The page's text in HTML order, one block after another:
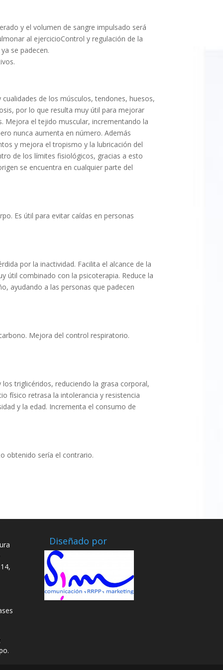
y el volumen de sangre impulsado será
al ejercicioControl y regulación de la
se padecen.
de los músculos, tendones, huesos,
por lo que resulta muy útil para mejorar
Mejora el tejido muscular, incrementando la
nunca aumenta en número. Además
y mejora el tropismo y la lubricación del
de los límites fisiológicos, gracias a esto
se encuentra en cualquier parte del
Es útil para evitar caídas en personas
por la inactividad. Facilita el alcance de la
útil combinado con la psicoterapia. Reduce la
ayudando a las personas que padecen
Mejora del control respiratorio.
triglicéridos, reduciendo la grasa corporal,
físico retrasa la intolerancia y resistencia
y la edad. Incrementa el consumo de
obtenido sería el contrario.
Diseñado por